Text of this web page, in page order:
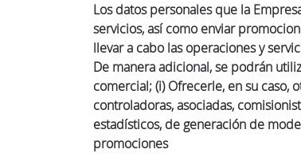
Los datos personales que la
servicios, así como enviar
llevar a cabo las operaciones y
De manera adicional, se podrán
comercial; (i) Ofrecerle, en su caso,
controladoras, asociadas,
estadísticos, de generación de
promociones